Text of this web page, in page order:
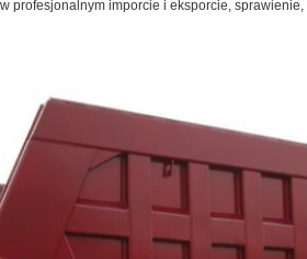
profesjonalnym imporcie i eksporcie,